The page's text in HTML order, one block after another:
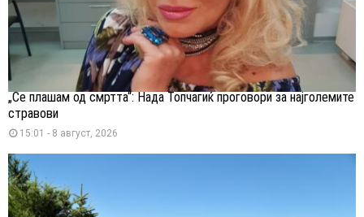
„Се плашам од смртта“: Нада Топчагиќ проговори за најголемите
стравови
15:01 - 8 август, 2026